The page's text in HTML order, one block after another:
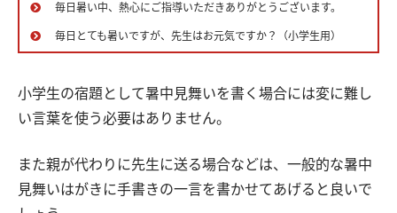
毎日暑い中、熱心にご指導いただきありがとうございます。
毎日とても暑いですが、先生はお元気ですか？（小学生用）
小学生の宿題として暑中見舞いを書く場合には変に難し
い言葉を使う必要はありません。
また親が代わりに先生に送る場合などは、一般的な暑中
見舞いはがきに手書きの一言を書かせてあげると良いで